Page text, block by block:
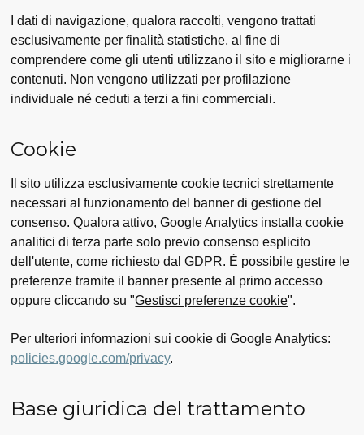
I dati di navigazione, qualora raccolti, vengono trattati
esclusivamente per finalità statistiche, al fine di
comprendere come gli utenti utilizzano il sito e migliorarne i
contenuti. Non vengono utilizzati per profilazione
individuale né ceduti a terzi a fini commerciali.
Cookie
Il sito utilizza esclusivamente cookie tecnici strettamente
necessari al funzionamento del banner di gestione del
consenso. Qualora attivo, Google Analytics installa cookie
analitici di terza parte solo previo consenso esplicito
dell'utente, come richiesto dal GDPR. È possibile gestire le
preferenze tramite il banner presente al primo accesso
oppure cliccando su "Gestisci preferenze cookie".
Per ulteriori informazioni sui cookie di Google Analytics:
policies.google.com/privacy.
Base giuridica del trattamento